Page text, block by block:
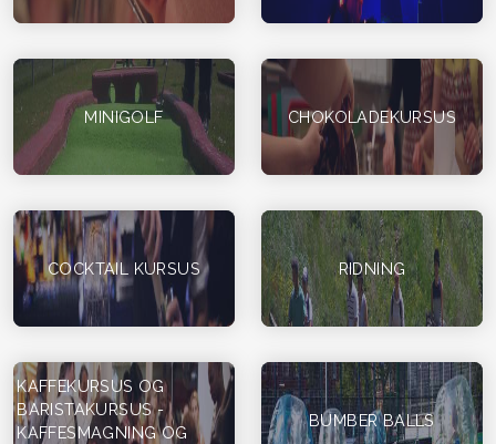
MINIGOLF CHOKOLADEKURSUS
COCKTAIL KURSUS RIDNING
KAFFEKURSUS OG
BARISTAKURSUS -
KAFFESMAGNING OG
BUMBER BALLS